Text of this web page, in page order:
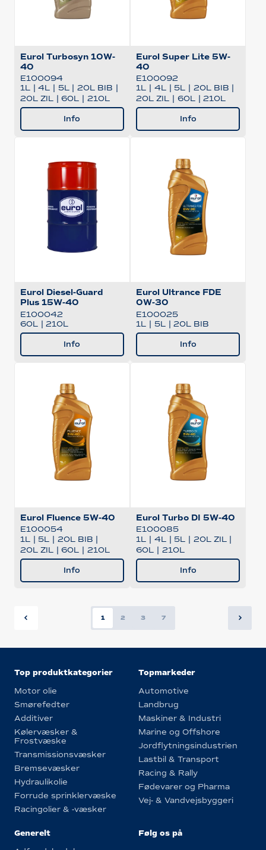
Eurol Turbosyn 10W-
40
E100094
1L | 4L | 5L | 20L BIB |
20L ZIL | 60L | 210L
Info
Eurol Super Lite 5W-
40
E100092
1L | 4L | 5L | 20L BIB |
20L ZIL | 60L | 210L
Info
Eurol Diesel-Guard
Plus 15W-40
E100042
60L | 210L
Info
Eurol Ultrance FDE
0W-30
E100025
1L | 5L | 20L BIB
Info
Eurol Fluence 5W-40
E100054
1L | 5L | 20L BIB |
20L ZIL | 60L | 210L
Info
Eurol Turbo DI 5W-40
E100085
1L | 4L | 5L | 20L ZIL |
60L | 210L
Info
1 2 3 7
Top produktkategorier
Motor olie
Smørefedter
Additiver
Kølervæsker &
Frostvæske
Transmissionsvæsker
Bremsevæsker
Hydraulikolie
Forrude sprinklervæske
Racingolier & -væsker
Topmarkeder
Automotive
Landbrug
Maskiner & Industri
Marine og Offshore
Jordflytningsindustrien
Lastbil & Transport
Racing & Rally
Fødevarer og Pharma
Vej- & Vandvejsbyggeri
Generelt
Følg os på